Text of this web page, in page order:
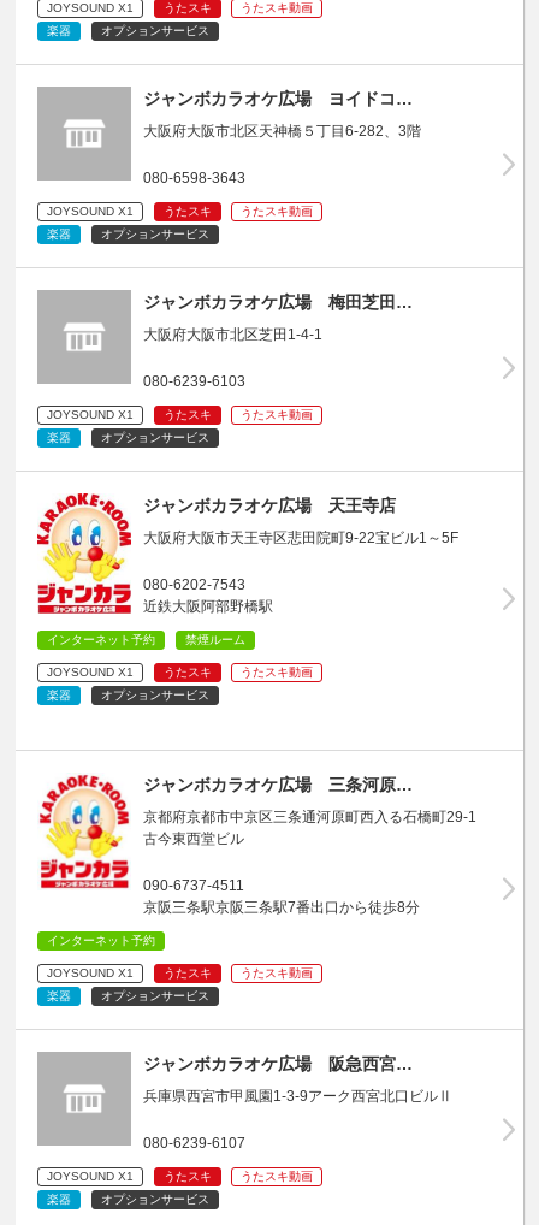
JOYSOUND X1 うたスキ
うたスキ動画
楽器
オプションサービス
ジャンボカラオケ広場 ヨイドコ…
大阪府大阪市北区天神橋５丁目6-282、3階
080-6598-3643
JOYSOUND X1 うたスキ
うたスキ動画
楽器
オプションサービス
ジャンボカラオケ広場 梅田芝田…
大阪府大阪市北区芝田1-4-1
080-6239-6103
JOYSOUND X1 うたスキ
うたスキ動画
楽器
オプションサービス
ジャンボカラオケ広場 天王寺店
大阪府大阪市天王寺区悲田院町9-22宝ビル1～5F
080-6202-7543
近鉄大阪阿部野橋駅
インターネット予約 禁煙ルーム
JOYSOUND X1 うたスキ
うたスキ動画
楽器
オプションサービス
ジャンボカラオケ広場 三条河原…
京都府京都市中京区三条通河原町西入る石橋町29-1
古今東西堂ビル
090-6737-4511
京阪三条駅京阪三条駅7番出口から徒歩8分
インターネット予約
JOYSOUND X1 うたスキ
うたスキ動画
楽器
オプションサービス
ジャンボカラオケ広場 阪急西宮…
兵庫県西宮市甲風園1-3-9アーク西宮北口ビルⅡ
080-6239-6107
JOYSOUND X1 うたスキ
うたスキ動画
楽器
オプションサービス